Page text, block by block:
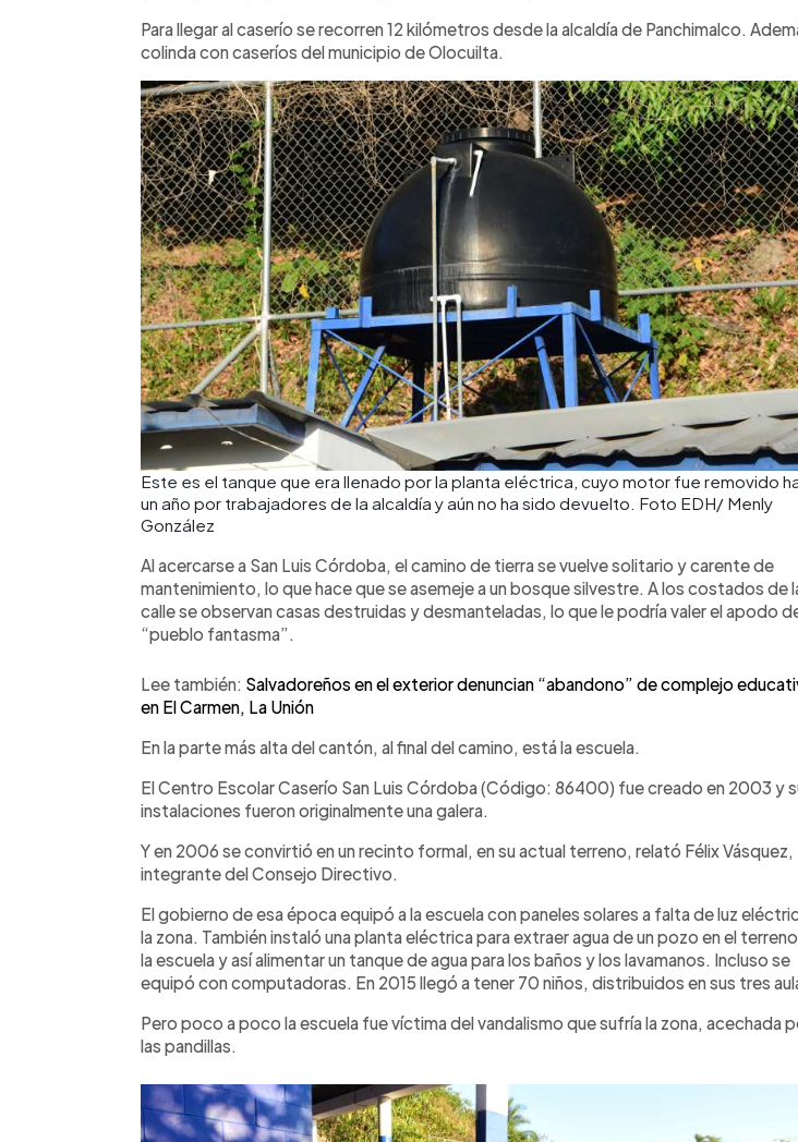
Para llegar al caserío se recorren 12 kilómetros desde la alcaldía de Panchimalco.
colinda con caseríos del municipio de Olocuilta.
Este es el tanque que era llenado por la planta eléctrica, cuyo motor fue removido
un año por trabajadores de la alcaldía y aún no ha sido devuelto. Foto EDH/ Menly
González
Al acercarse a San Luis Córdoba, el camino de tierra se vuelve solitario y carente de
mantenimiento, lo que hace que se asemeje a un bosque silvestre. A los costados de
calle se observan casas destruidas y desmanteladas, lo que le podría valer el apodo
“pueblo fantasma”.
Lee también: Salvadoreños en el exterior denuncian “abandono” de complejo
en El Carmen, La Unión
En la parte más alta del cantón, al final del camino, está la escuela.
El Centro Escolar Caserío San Luis Córdoba (Código: 86400) fue creado en 2003 y
instalaciones fueron originalmente una galera.
Y en 2006 se convirtió en un recinto formal, en su actual terreno, relató Félix Vásquez,
integrante del Consejo Directivo.
El gobierno de esa época equipó a la escuela con paneles solares a falta de luz
la zona. También instaló una planta eléctrica para extraer agua de un pozo en el
la escuela y así alimentar un tanque de agua para los baños y los lavamanos. Incluso se
equipó con computadoras. En 2015 llegó a tener 70 niños, distribuidos en sus tres
Pero poco a poco la escuela fue víctima del vandalismo que sufría la zona, acechada
las pandillas.